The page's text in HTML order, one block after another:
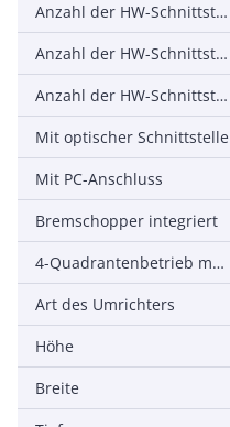
Anzahl der HW-Schnittstellen USB
Anzahl der HW-Schnittstellen parallel
Anzahl der HW-Schnittstellen sonstige
Mit optischer Schnittstelle
Mit PC-Anschluss
Bremschopper integriert
4-Quadrantenbetrieb möglich
Art des Umrichters
Höhe
Breite